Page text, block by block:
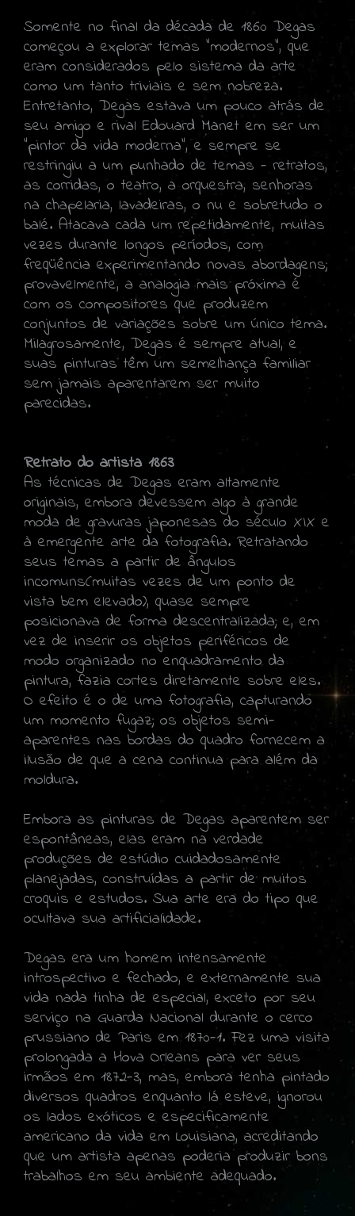
Somente no final da década de 1860 Degas
começou a explorar temas "modernos", que
eram considerados pelo sistema da arte
como um tanto triviais e sem nobreza.
Entretanto, Degas estava um pouco atrás de
seu amigo e rival Edouard Manet em ser um
"pintor da vida moderna", e sempre se
restringiu a um punhado de temas - retratos,
as corridas, o teatro, a orquestra, senhoras
na chapelaria, lavadeiras, o nu e sobretudo o
balé. Atacava cada um repetidamente, muitas
vezes durante longos períodos, com
freqüência experimentando novas abordagens;
provavelmente, a analogia mais próxima é
com os compositores que produzem
conjuntos de variações sobre um único tema.
Milagrosamente, Degas é sempre atual, e
suas pinturas têm um semelhança familiar
sem jamais aparentarem ser muito
parecidas.
Retrato do artista 1863
As técnicas de Degas eram altamente
originais, embora devessem algo à grande
moda de gravuras japonesas do século XIX e
à emergente arte da fotografia. Retratando
seus temas a partir de ângulos
incomuns(muitas vezes de um ponto de
vista bem elevado), quase sempre
posicionava de forma descentralizada; e, em
vez de inserir os objetos periféricos de
modo organizado no enquadramento da
pintura, fazia cortes diretamente sobre eles.
O efeito é o de uma fotografia, capturando
um momento fugaz; os objetos semi-
aparentes nas bordas do quadro fornecem a
ilusão de que a cena continua para além da
moldura.
Embora as pinturas de Degas aparentem ser
espontâneas, elas eram na verdade
produções de estúdio cuidadosamente
planejadas, construídas a partir de muitos
croquis e estudos. Sua arte era do tipo que
ocultava sua artificialidade.
Degas era um homem intensamente
introspectivo e fechado, e externamente sua
vida nada tinha de especial, exceto por seu
serviço na Guarda Nacional durante o cerco
prussiano de Paris em 1870-1. Fez uma visita
prolongada a Hova Orleans para ver seus
irmãos em 1872-3, mas, embora tenha pintado
diversos quadros enquanto lá esteve, ignorou
os lados exóticos e especificamente
americano da vida em Louisiana, acreditando
que um artista apenas poderia produzir bons
trabalhos em seu ambiente adequado.